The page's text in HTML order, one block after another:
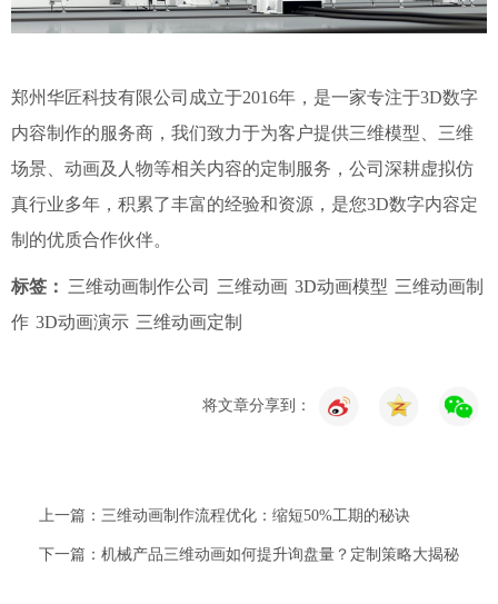
郑州华匠科技有限公司成立于2016年，是一家专注于3D数字
内容制作的服务商，我们致力于为客户提供三维模型、三维
场景、动画及人物等相关内容的定制服务，公司深耕虚拟仿
真行业多年，积累了丰富的经验和资源，是您3D数字内容定
制的优质合作伙伴。
标签： 三维动画制作公司 三维动画 3D动画模型 三维动画制
作 3D动画演示 三维动画定制
将文章分享到：
上一篇：三维动画制作流程优化：缩短50%工期的秘诀
下一篇：机械产品三维动画如何提升询盘量？定制策略大揭秘